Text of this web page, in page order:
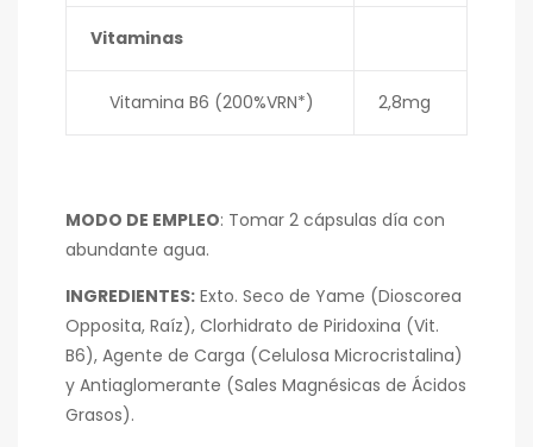
Vitaminas
Vitamina B6 (200%VRN*) 2,8mg
MODO DE EMPLEO: Tomar 2 cápsulas día con
abundante agua.
INGREDIENTES: Exto. Seco de Yame (Dioscorea
Opposita, Raíz), Clorhidrato de Piridoxina (Vit.
B6), Agente de Carga (Celulosa Microcristalina)
y Antiaglomerante (Sales Magnésicas de Ácidos
Grasos).